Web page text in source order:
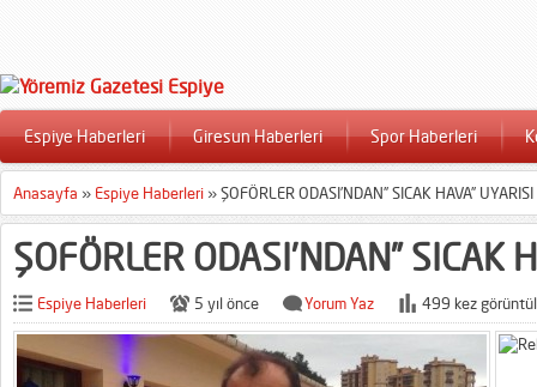
Espiye Haberleri Giresun Haberleri Spor Haberleri
Anasayfa » Espiye Haberleri »ŞOFÖRLER ODASI’NDAN” SICAK HAVA” UYARISI
ŞOFÖRLER ODASI’NDAN” SICAK
Espiye Haberleri 5 yıl önce Yorum Yaz 499 kez